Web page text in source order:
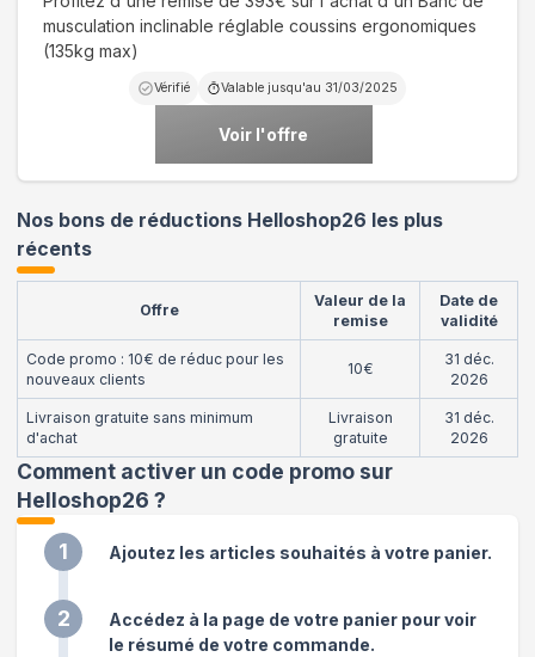
musculation inclinable réglable coussins ergonomiques
(135kg max)
Vérifié Valable jusqu'au 31/03/2025
Voir l'offre
Nos bons de réductions Helloshop26 les plus
récents
Offre
Valeur de la
remise
Date de
validité
Code promo : 10€ de réduc pour les
nouveaux clients
10€
31 déc.
2026
Livraison gratuite sans minimum
d'achat
Livraison
gratuite
31 déc.
2026
Comment activer un code promo sur
Helloshop26 ?
1 Ajoutez les articles souhaités à votre panier.
2
Accédez à la page de votre panier pour voir
le résumé de votre commande.